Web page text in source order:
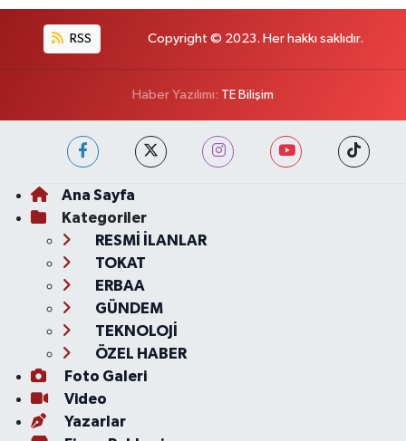
RSS Copyright © 2023. Her hakkı saklıdır.
Haber Yazılımı: TE Bilişim
Ana Sayfa
Kategoriler
RESMİ İLANLAR
TOKAT
ERBAA
GÜNDEM
TEKNOLOJİ
ÖZEL HABER
Foto Galeri
Video
Yazarlar